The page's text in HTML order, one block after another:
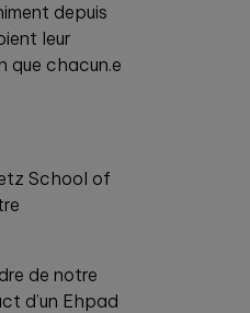
depuis
leur
que chacun.e
School of
de notre
d’un Ehpad